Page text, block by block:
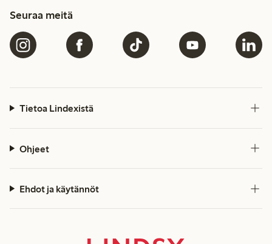
Seuraa meitä
Tietoa Lindexistä
Ohjeet
Ehdot ja käytännöt